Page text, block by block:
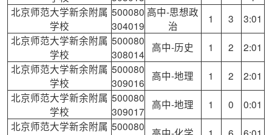
北京师范大学新余附属
学校
500080
304019
高中-思想政
治
1 3
3:01
北京师范大学新余附属
学校
500080
308014
高中-历史 1 2
2:01
北京师范大学新余附属
学校
500080
309016
高中-地理 1 2
2:01
北京师范大学新余附属
学校
500080
309017
高中-地理 1 0
0:01
北京师范大学新余附属 500080